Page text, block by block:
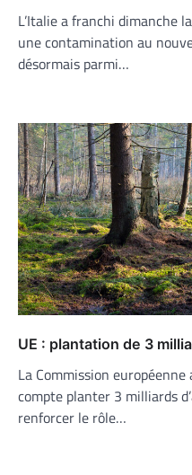
L’Italie a franchi dimanche
une contamination au
désormais parmi…
UE : plantation de 3
La Commission européenne
compte planter 3 milliards
renforcer le rôle…